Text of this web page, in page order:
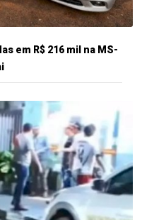
em R$ 216 mil na MS-